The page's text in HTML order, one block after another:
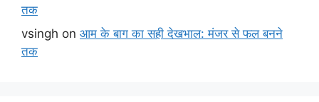
तक
vsingh on आम के बाग का सही देखभाल: मंजर से फल बनने
तक